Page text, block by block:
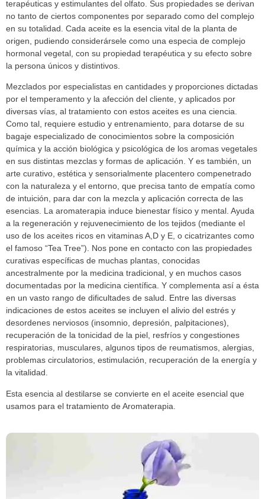
terapéuticas y estimulantes del olfato. Sus propiedades se derivan
no tanto de ciertos componentes por separado como del complejo
en su totalidad. Cada aceite es la esencia vital de la planta de
origen, pudiendo considerársele como una especia de complejo
hormonal vegetal, con su propiedad terapéutica y su efecto sobre
la persona únicos y distintivos.
Mezclados por especialistas en cantidades y proporciones dictadas
por el temperamento y la afección del cliente, y aplicados por
diversas vías, al tratamiento con estos aceites es una ciencia.
Como tal, requiere estudio y entrenamiento, para dotarse de su
bagaje especializado de conocimientos sobre la composición
química y la acción biológica y psicológica de los aromas vegetales
en sus distintas mezclas y formas de aplicación. Y es también, un
arte curativo, estética y sensorialmente placentero compenetrado
con la naturaleza y el entorno, que precisa tanto de empatía como
de intuición, para dar con la mezcla y aplicación correcta de las
esencias. La aromaterapia induce bienestar físico y mental. Ayuda
a la regeneración y rejuvenecimiento de los tejidos (mediante el
uso de los aceites ricos en vitaminas A,D y E, o cicatrizantes como
el famoso “Tea Tree”). Nos pone en contacto con las propiedades
curativas específicas de muchas plantas, conocidas
ancestralmente por la medicina tradicional, y en muchos casos
documentadas por la medicina científica. Y complementa así a ésta
en un vasto rango de dificultades de salud. Entre las diversas
indicaciones de estos aceites se incluyen el alivio del estrés y
desordenes nerviosos (insomnio, depresión, palpitaciones),
recuperación de la tonicidad de la piel, resfríos y congestiones
respiratorias, musculares, algunos tipos de reumatismos, alergias,
problemas circulatorios, estimulación, recuperación de la energía y
la vitalidad.
Esta esencia al destilarse se convierte en el aceite esencial que
usamos para el tratamiento de Aromaterapia.